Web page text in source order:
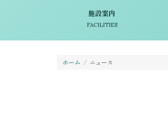
施設案内
FACILITIES
ホーム ニュース